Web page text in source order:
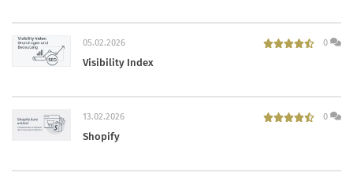
05.02.2026 0
Visibility Index
13.02.2026 0
Shopify